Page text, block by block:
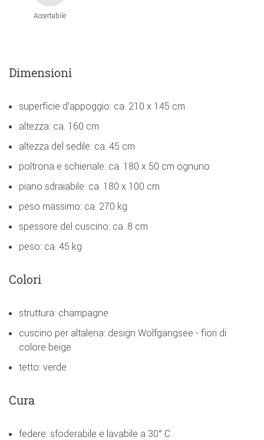
Accertabile
Dimensioni
superficie d'appoggio: ca. 210 x 145 cm
altezza: ca. 160 cm
altezza del sedile: ca. 45 cm
poltrona e schienale: ca. 180 x 50 cm ognuno
piano sdraiabile: ca. 180 x 100 cm
peso massimo: ca. 270 kg
spessore del cuscino: ca. 8 cm
peso: ca. 45 kg
Colori
struttura: champagne
cuscino per altalena: design Wolfgangsee - fiori di
colore beige
tetto: verde
Cura
federe: sfoderabile e lavabile a 30° C